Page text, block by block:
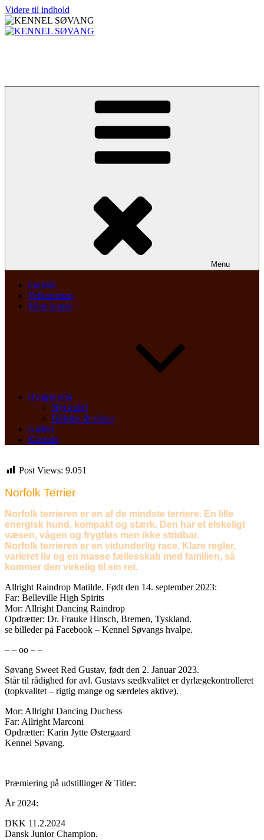
Videre til indhold
Menu
Forside
Velkommen
Mine hunde
Hvalpe info
Nyt kuld!
Billeder & video
Galleri
Kontakt
Post Views: 9.051
Norfolk Terrier
Norfolk terrieren er en af de mindste terriere. En lille
energisk hund, kompakt og stærk. Den har et elskeligt
væsen, vågen og frygtløs men ikke stridbar.
Norfolk terrieren er en vidunderlig race. Klare regler,
varieret liv og en masse fællesskab med familien, så
kommer den virkelig til sin ret.
Allright Raindrop Matilde. Født den 14. september 2023:
Far: Belleville High Spirits
Mor: Allright Dancing Raindrop
Opdrætter: Dr. Frauke Hinsch, Bremen, Tyskland.
se billeder på Facebook – Kennel Søvangs hvalpe.
– – oo – –
Søvang Sweet Red Gustav, født den 2. Januar 2023.
Står til rådighed for avl. Gustavs sædkvalitet er dyrlægekontrolleret
(topkvalitet – rigtig mange og særdeles aktive).
Mor: Allright Dancing Duchess
Far: Allright Marconi
Opdrætter: Karin Jytte Østergaard
Kennel Søvang.
Præmiering på udstillinger & Titler:
År 2024:
DKK 11.2.2024
Dansk Junior Champion.